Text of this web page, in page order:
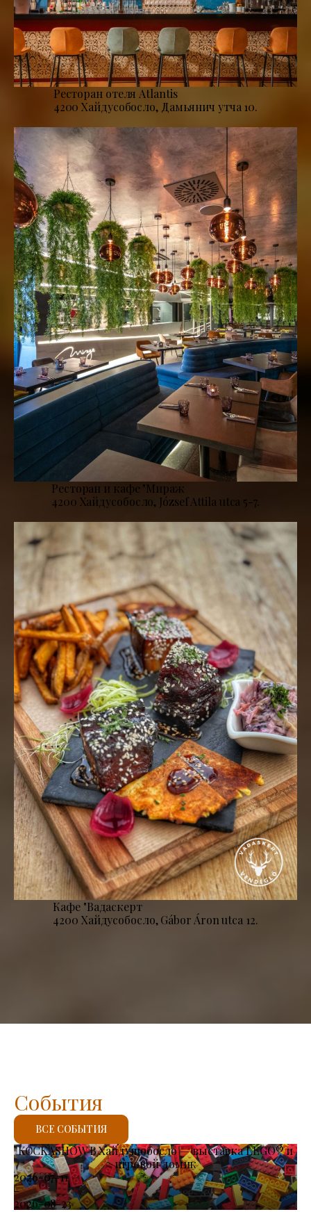
Ресторан отеля Atlantis
4200 Хайдусобосло, Дамьянич утча 10.
Ресторан и кафе "Мираж
4200 Хайдусобосло, József Attila utca 5-7.
Кафе "Вадаскерт
4200 Хайдусобосло, Gábor Áron utca 12.
KOCKASHOW В Хайдушобосло — выставка LEGO® и
игровой домик
2026-07-11
-
2026-08-23
События
ВСЕ СОБЫТИЯ